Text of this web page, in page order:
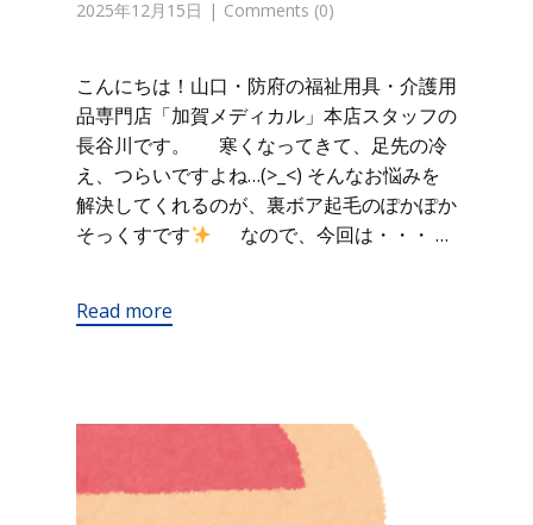
2025年12月15日 Comments (0)
こんにちは！山口・防府の福祉用具・介護用
品専門店「加賀メディカル」本店スタッフの
長谷川です。 寒くなってきて、足先の冷
え、つらいですよね…(>_<) そんなお悩みを
解決してくれるのが、裏ボア起毛のぽかぽか
そっくすです
なので、今回は・・・ …
Read more